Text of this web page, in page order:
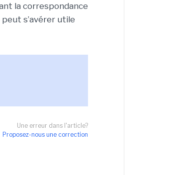
la correspondance
s’avérer utile
Une erreur dans l'article?
Proposez-nous une correction